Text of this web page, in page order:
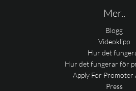
Mer..
Blogg
Videoklipp
Hur det
Hur det fungerar för
Apply For Promoter
Press